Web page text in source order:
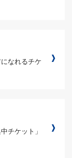
なれるチケ
チケット」